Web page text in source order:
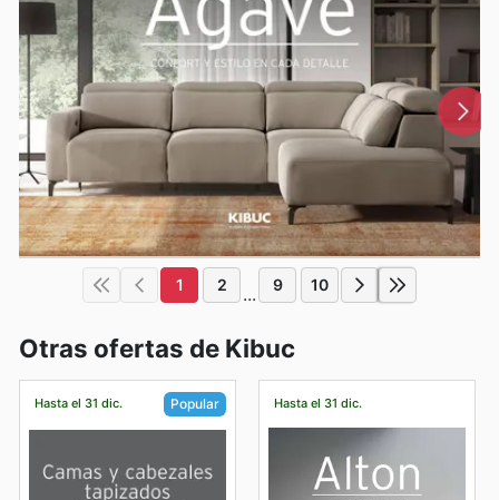
1 2 ... 9 10
Otras ofertas de Kibuc
Hasta el 31 dic. Popular Hasta el 31 dic.